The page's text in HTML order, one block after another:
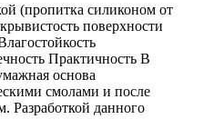
(пропитка силиконом от
поверхности
Практичность В
основа
смолами и после
Разработкой данного